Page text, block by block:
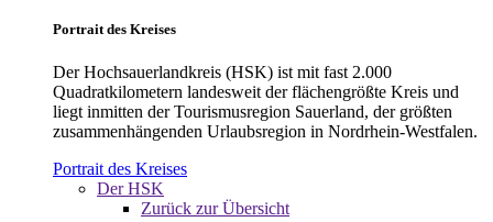
Portrait des Kreises
Der Hochsauerlandkreis (HSK) ist mit fast 2.000
Quadratkilometern landesweit der flächengrößte Kreis und
liegt inmitten der Tourismusregion Sauerland, der größten
zusammenhängenden Urlaubsregion in Nordrhein-Westfalen.
Portrait des Kreises
Der HSK
Zurück zur Übersicht